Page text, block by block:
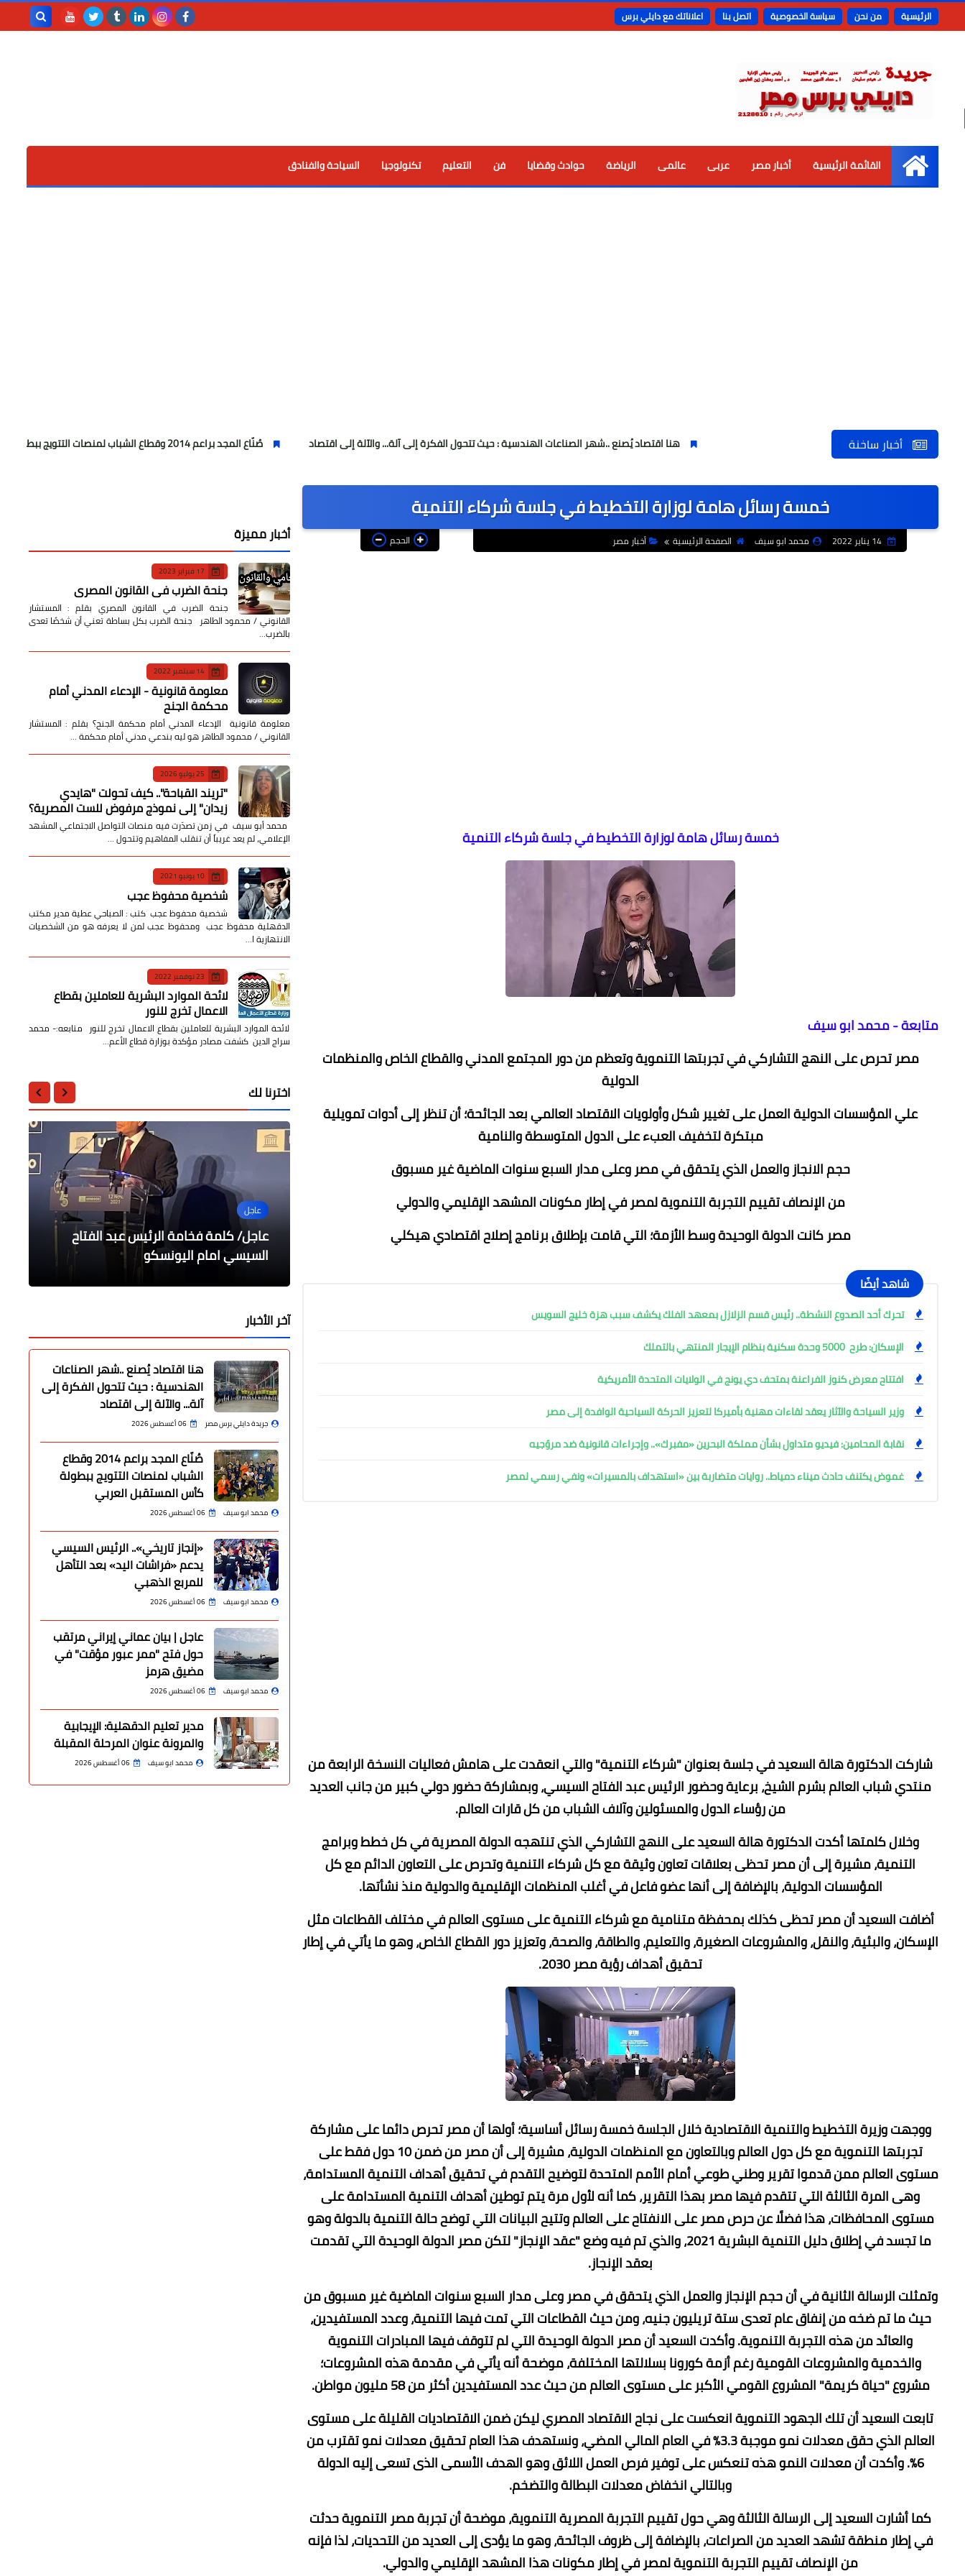
الرئيسية من نحن سياسة الخصوصية اتصل بنا اعلاناتك مع دايلي برس
الرئيسية
القائمة الرئيسية أخبار مصر عربى عالمى الرياضة حوادث وقضايا فن التعليم تكنولوجيا السياحة والفنادق
أخبار ساخنة هنا اقتصاد يُصنع ..شهر الصناعات الهندسية : حيث تتحول الفكرة إلى آلة... والآلة إلى اقتصاد صُنّاع المجد براعم 2014 وقطاع الشباب لمنصات التتويج ببطولة كأس المستقبل العربي
خمسة رسائل هامة لوزارة التخطيط في جلسة شركاء التنمية
14 يناير 2022 محمد ابو سيف الصفحة الرئيسية أخبار مصر الحجم
خمسة رسائل هامة لوزارة التخطيط في جلسة شركاء التنمية
متابعة - محمد ابو سيف
مصر تحرص على النهج التشاركي في تجربتها التنموية وتعظم من دور المجتمع المدني والقطاع الخاص والمنظمات
الدولية
علي المؤسسات الدولية العمل على تغيير شكل وأولويات الاقتصاد العالمي بعد الجائحة؛ أن تنظر إلى أدوات تمويلية
مبتكرة لتخفيف العبء على الدول المتوسطة والنامية
حجم الانجاز والعمل الذي يتحقق في مصر وعلى مدار السبع سنوات الماضية غير مسبوق
من الإنصاف تقييم التجربة التنموية لمصر في إطار مكونات المشهد الإقليمي والدولي
مصر كانت الدولة الوحيدة وسط الأزمة؛ التي قامت بإطلاق برنامج إصلاح اقتصادي هيكلي
شاهد أيضًا
تحرك أحد الصدوع النشطة.. رئيس قسم الزلازل بمعهد الفلك يكشف سبب هزة خليج السويس
الإسكان: طرح 5000 وحدة سكنية بنظام الإيجار المنتهي بالتملك
افتتاح معرض كنوز الفراعنة بمتحف دي يونج في الولايات المتحدة الأمريكية
وزير السياحة والآثار يعقد لقاءات مهنية بأميركا لتعزيز الحركة السياحية الوافدة إلى مصر
نقابة المحامين: فيديو متداول بشأن مملكة البحرين «مفبرك».. وإجراءات قانونية ضد مروّجيه
غموض يكتنف حادث ميناء دمياط.. روايات متضاربة بين «استهداف بالمسيرات» ونفي رسمي لمصر
شاركت الدكتورة هالة السعيد في جلسة بعنوان "شركاء التنمية" والتي انعقدت على هامش فعاليات النسخة الرابعة من
منتدي شباب العالم بشرم الشيخ، برعاية وحضور الرئيس عبد الفتاح السيسي، وبمشاركة حضور دولي كبير من جانب العديد
من رؤساء الدول والمسئولين وآلاف الشباب من كل قارات العالم.
وخلال كلمتها أكدت الدكتورة هالة السعيد على النهج التشاركي الذي تنتهجه الدولة المصرية في كل خطط وبرامج
التنمية، مشيرة إلى أن مصر تحظى بعلاقات تعاون وثيقة مع كل شركاء التنمية وتحرص على التعاون الدائم مع كل
المؤسسات الدولية، بالإضافة إلى أنها عضو فاعل في أغلب المنظمات الإقليمية والدولية منذ نشأتها.
أضافت السعيد أن مصر تحظى كذلك بمحفظة متنامية مع شركاء التنمية على مستوى العالم في مختلف القطاعات مثل
الإسكان، والبئية، والنقل، والمشروعات الصغيرة، والتعليم، والطاقة، والصحة، وتعزيز دور القطاع الخاص، وهو ما يأتي في إطار
تحقيق أهداف رؤية مصر 2030.
ووجهت وزيرة التخطيط والتنمية الاقتصادية خلال الجلسة خمسة رسائل أساسية؛ أولها أن مصر تحرص دائما على مشاركة
تجربتها التنموية مع كل دول العالم وبالتعاون مع المنظمات الدولية، مشيرة إلى أن مصر من ضمن 10 دول فقط على
مستوى العالم ممن قدموا تقرير وطني طوعي أمام الأمم المتحدة لتوضيح التقدم في تحقيق أهداف التنمية المستدامة،
وهى المرة الثالثة التي تتقدم فيها مصر بهذا التقرير، كما أنه لأول مرة يتم توطين أهداف التنمية المستدامة على
مستوى المحافظات، هذا فضلًا عن حرص مصر على الانفتاح على العالم وتتيح البيانات التي توضح حالة التنمية بالدولة وهو
ما تجسد في إطلاق دليل التنمية البشرية 2021، والذي تم فيه وضع "عقد الإنجاز" لتكن مصر الدولة الوحيدة التي تقدمت
بعقد الإنجاز.
وتمثلت الرسالة الثانية في أن حجم الإنجاز والعمل الذي يتحقق في مصر وعلى مدار السبع سنوات الماضية غير مسبوق من
حيث ما تم ضخه من إنفاق عام تعدى ستة تريليون جنيه، ومن حيث القطاعات التي تمت فيها التنمية، وعدد المستفيدين،
والعائد من هذه التجربة التنموية. وأكدت السعيد أن مصر الدولة الوحيدة التي لم تتوقف فيها المبادرات التنموية
والخدمية والمشروعات القومية رغم أزمة كورونا بسلالتها المختلفة، موضحة أنه يأتي في مقدمة هذه المشروعات؛
مشروع "حياة كريمة" المشروع القومي الأكبر على مستوى العالم من حيث عدد المستفيدين أكثر من 58 مليون مواطن.
تابعت السعيد أن تلك الجهود التنموية انعكست على نجاح الاقتصاد المصري ليكن ضمن الاقتصاديات القليلة على مستوى
العالم الذي حقق معدلات نمو موجبة 3.3% في العام المالي المضي، ونستهدف هذا العام تحقيق معدلات نمو تقترب من
6%. وأكدت أن معدلات النمو هذه تنعكس على توفير فرص العمل اللائق وهو الهدف الأسمى الذى تسعى إليه الدولة
وبالتالي انخفاض معدلات البطالة والتضخم.
كما أشارت السعيد إلى الرسالة الثالثة وهي حول تقييم التجربة المصرية التنموية، موضحة أن تجربة مصر التنموية حدثت
في إطار منطقة تشهد العديد من الصراعات، بالإضافة إلى ظروف الجائحة، وهو ما يؤدى إلى العديد من التحديات، لذا فإنه
من الإنصاف تقييم التجربة التنموية لمصر في إطار مكونات هذا المشهد الإقليمي والدولي.
أخبار مميزة
17 فبراير 2023
جنحة الضرب في القانون المصري
جنحة الضرب في القانون المصري بقلم : المستشار
القانوني / محمود الطاهر جنحة الضرب بكل بساطة تعني أن شخصًا تعدى
بالضرب…
14 سبتمبر 2022
معلومة قانونية - الإدعاء المدني أمام
محكمة الجنح
معلومة قانونية الإدعاء المدني أمام محكمة الجنح؟ بقلم : المستشار
القانوني / محمود الطاهر هو ليه بندعي مدني أمام محكمة …
25 يوليو 2026
​"تريند القباحة".. كيف تحولت "هايدي
زيدان" إلى نموذج مرفوض للست المصرية؟
​ محمد أبو سيف ​في زمن تصدّرت فيه منصات التواصل الاجتماعي المشهد
الإعلامي، لم يعد غريباً أن تنقلب المفاهيم وتتحول …
10 يونيو 2021
شخصية محفوظ عجب
شخصية محفوظ عجب كتب : الصباحي عطية مدير مكتب
الدقهلية محفوظ عجب ومحفوظ عجب لمن لا يعرفه هو من الشخصيات
الانتهازية ا…
23 نوفمبر 2022
لائحة الموارد البشرية للعاملين بقطاع
الاعمال تخرج للنور
لائحة الموارد البشرية للعاملين بقطاع الاعمال تخرج للنور متابعه:- محمد
سراج الدين كشفت مصادر مؤكدة بوزارة قطاع الأعم…
اخترنا لك
الرياضة
منتخب الجابون يقصى منتخب ليبيا من
التصفيات
محمد ابو سيف
أخبار مصر
الرئيس السيسي يوجه كلمة لاحفاد عمر
المختار في مؤتمر باريس
محمد ابو سيف
عاجل
عاجل/ كلمة فخامة الرئيس عبد الفتاح
السيسي امام اليونسكو
عماد الدين محمد
أخبار مصر
البيان الختامي لمؤتمر باريس بشأن ليبيا
الرياضة
تشكيل منتخب مصر لمباراة انجولا
آخر الأخبار
هنا اقتصاد يُصنع ..شهر الصناعات
الهندسية : حيث تتحول الفكرة إلى
آلة... والآلة إلى اقتصاد
جريدة دايلي برس مصر 06 أغسطس 2026
صُنّاع المجد براعم 2014 وقطاع
الشباب لمنصات التتويج ببطولة
كأس المستقبل العربي
محمد ابو سيف 06 أغسطس 2026
«إنجاز تاريخي».. الرئيس السيسي
يدعم «فراشات اليد» بعد التأهل
للمربع الذهبي
محمد ابو سيف 06 أغسطس 2026
عاجل | بيان عماني إيراني مرتقب
حول فتح "ممر عبور مؤقت" في
مضيق هرمز
محمد ابو سيف 06 أغسطس 2026
مدير تعليم الدقهلية: الإيجابية
والمرونة عنوان المرحلة المقبلة
محمد ابو سيف 06 أغسطس 2026